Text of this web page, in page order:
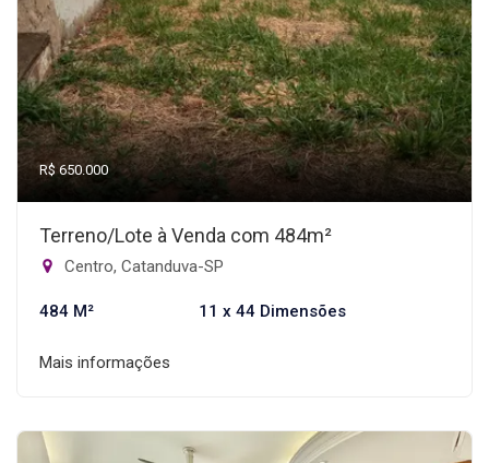
R$ 650.000
Terreno/Lote à Venda com 484m²
Centro, Catanduva-SP
484 M² 11 x 44 Dimensões
Mais informações